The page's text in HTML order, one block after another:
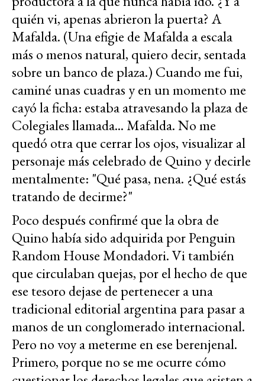
quién vi, apenas abrieron la puerta? A
Mafalda. (Una efigie de Mafalda a escala
más o menos natural, quiero decir, sentada
sobre un banco de plaza.) Cuando me fui,
caminé unas cuadras y en un momento me
cayó la ficha: estaba atravesando la plaza de
Colegiales llamada... Mafalda. No me
quedó otra que cerrar los ojos, visualizar al
personaje más celebrado de Quino y decirle
mentalmente: "Qué pasa, nena. ¿Qué estás
tratando de decirme?"
Poco después confirmé que la obra de
Quino había sido adquirida por Penguin
Random House Mondadori. Vi también
que circulaban quejas, por el hecho de que
ese tesoro dejase de pertenecer a una
tradicional editorial argentina para pasar a
manos de un conglomerado internacional.
Pero no voy a meterme en ese berenjenal.
Primero, porque no se me ocurre cómo